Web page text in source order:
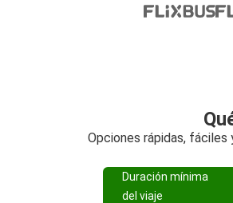
Opciones rápidas, fáciles
Duración mínima
del viaje